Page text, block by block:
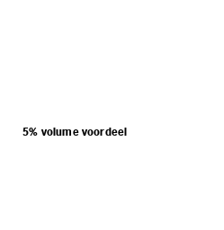
5% volume voordeel